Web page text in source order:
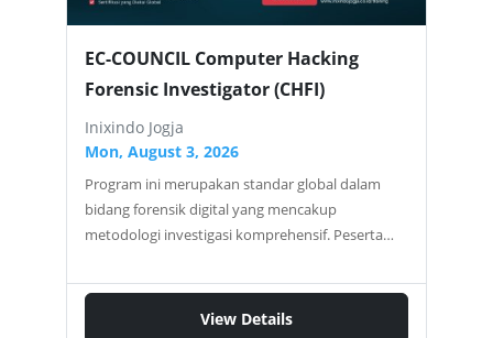
EC-COUNCIL Computer Hacking
Forensic Investigator (CHFI)
Inixindo Jogja
Mon, August 3, 2026
Program ini merupakan standar global dalam
bidang forensik digital yang mencakup
metodologi investigasi komprehensif. Peserta
dari pengumpulan dan preservasi bukti digital,
analisis mendalam, hingga penyusunan laporan
View Details